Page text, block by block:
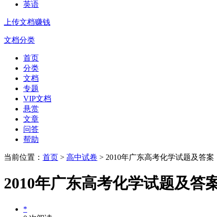
英语
上传文档赚钱
文档分类
首页
分类
文档
专题
VIP文档
悬赏
文章
问答
帮助
当前位置： 首页 > 高中试卷 > 2010年广东高考化学试题及答案
2010年广东高考化学试题及答
*